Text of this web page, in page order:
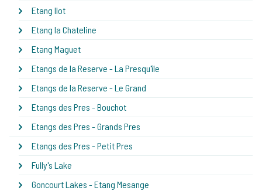
Etang Ilot
Etang la Chateline
Etang Maguet
Etangs de la Reserve - La Presqu'île
Etangs de la Reserve - Le Grand
Etangs des Pres - Bouchot
Etangs des Pres - Grands Pres
Etangs des Pres - Petit Pres
Fully's Lake
Goncourt Lakes - Etang Mesange